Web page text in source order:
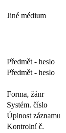
Jiné médium
Předmět - heslo
Předmět - heslo
Forma, žánr
Systém. číslo
Úplnost záznamu
Kontrolní č.